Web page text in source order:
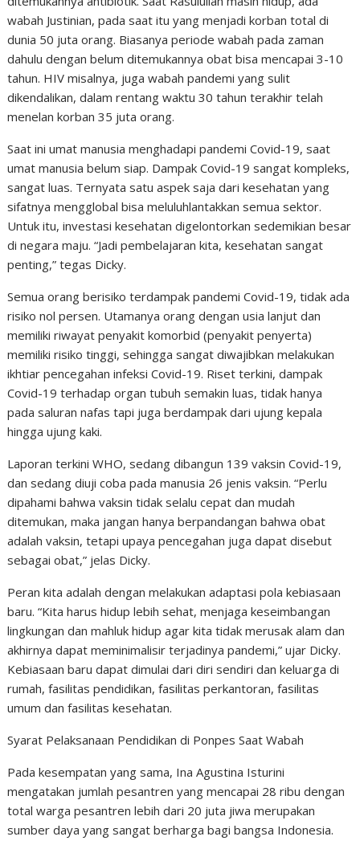
wabah Justinian, pada saat itu yang menjadi korban total di
dunia 50 juta orang. Biasanya periode wabah pada zaman
dahulu dengan belum ditemukannya obat bisa mencapai 3-10
tahun. HIV misalnya, juga wabah pandemi yang sulit
dikendalikan, dalam rentang waktu 30 tahun terakhir telah
menelan korban 35 juta orang.
Saat ini umat manusia menghadapi pandemi Covid-19, saat
umat manusia belum siap. Dampak Covid-19 sangat kompleks,
sangat luas. Ternyata satu aspek saja dari kesehatan yang
sifatnya mengglobal bisa meluluhlantakkan semua sektor.
Untuk itu, investasi kesehatan digelontorkan sedemikian besar
di negara maju. “Jadi pembelajaran kita, kesehatan sangat
penting,” tegas Dicky.
Semua orang berisiko terdampak pandemi Covid-19, tidak ada
risiko nol persen. Utamanya orang dengan usia lanjut dan
memiliki riwayat penyakit komorbid (penyakit penyerta)
memiliki risiko tinggi, sehingga sangat diwajibkan melakukan
ikhtiar pencegahan infeksi Covid-19. Riset terkini, dampak
Covid-19 terhadap organ tubuh semakin luas, tidak hanya
pada saluran nafas tapi juga berdampak dari ujung kepala
hingga ujung kaki.
Laporan terkini WHO, sedang dibangun 139 vaksin Covid-19,
dan sedang diuji coba pada manusia 26 jenis vaksin. “Perlu
dipahami bahwa vaksin tidak selalu cepat dan mudah
ditemukan, maka jangan hanya berpandangan bahwa obat
adalah vaksin, tetapi upaya pencegahan juga dapat disebut
sebagai obat,” jelas Dicky.
Peran kita adalah dengan melakukan adaptasi pola kebiasaan
baru. “Kita harus hidup lebih sehat, menjaga keseimbangan
lingkungan dan mahluk hidup agar kita tidak merusak alam dan
akhirnya dapat meminimalisir terjadinya pandemi,” ujar Dicky.
Kebiasaan baru dapat dimulai dari diri sendiri dan keluarga di
rumah, fasilitas pendidikan, fasilitas perkantoran, fasilitas
umum dan fasilitas kesehatan.
Syarat Pelaksanaan Pendidikan di Ponpes Saat Wabah
Pada kesempatan yang sama, Ina Agustina Isturini
mengatakan jumlah pesantren yang mencapai 28 ribu dengan
total warga pesantren lebih dari 20 juta jiwa merupakan
sumber daya yang sangat berharga bagi bangsa Indonesia.